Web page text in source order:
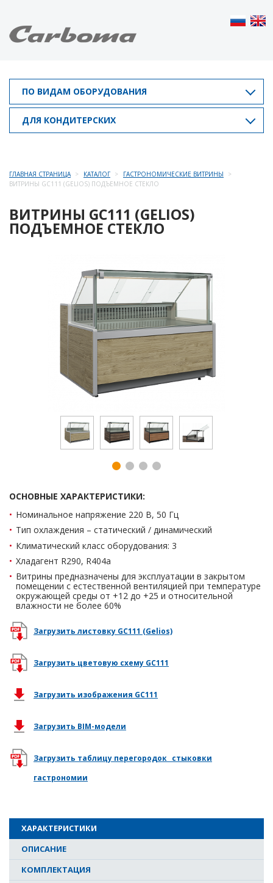
ПО ВИДАМ ОБОРУДОВАНИЯ
ДЛЯ КОНДИТЕРСКИХ
ГЛАВНАЯ СТРАНИЦА КАТАЛОГ
ГАСТРОНОМИЧЕСКИЕ ВИТРИНЫ
ВИТРИНЫ GC111 (GELIOS) ПОДЪЕМНОЕ СТЕКЛО
ВИТРИНЫ GC111 (GELIOS)
ПОДЪЕМНОЕ СТЕКЛО
ОСНОВНЫЕ ХАРАКТЕРИСТИКИ:
Номинальное напряжение 220 В, 50 Гц
Тип охлаждения – статический / динамический
Климатический класс оборудования: 3
Хладагент R290, R404a
Витрины предназначены для эксплуатации в закрытом
помещении с естественной вентиляцией при температуре
окружающей среды от +12 до +25 и относительной
влажности не более 60%
Загрузить листовку GC111 (Gelios)
Загрузить цветовую схему GC111
Загрузить изображения GC111
Загрузить BIM-модели
Загрузить таблицу перегородок _стыковки
гастрономии
ХАРАКТЕРИСТИКИ
ОПИСАНИЕ
КОМПЛЕКТАЦИЯ